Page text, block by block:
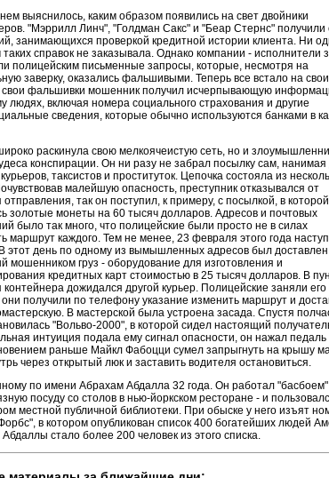
выяснилось, каким образом появились на свет двойники
"Мэррилл Линч", "Голдман Сакс" и "Беар Стернс" получили
занимающихся проверкой кредитной истории клиента. Ни
справок не заказывала. Однако компании - исполнители
полицейским письменные запросы, которые, несмотря на
заверку, оказались фальшивыми. Теперь все встало на
свои фальшивки мошенник получил исчерпывающую
людях, включая номера социального страхования и другие
сведения, которые обычно используются банками в
раскинула свою мелкоячеистую сеть, но и
конспирации. Он ни разу не забрал посылку сам, нанимая
таксистов и проституток. Цепочка состояла из
малейшую опасность, преступник отказывался от
отправления, так он поступил, к примеру, с посылкой, в которой
золотые монеты на 60 тысяч долларов. Адресов и почтовых
было так много, что полицейские были просто не в силах
маршрут каждого. Тем не менее, 23 февраля этого года
этот день по одному из вымышленных адресов был доставлен
мошенником груз - оборудование для изготовления и
кредитных карт стоимостью в 25 тысяч долларов. В
контейнера дожидался другой курьер. Полицейские заняли его
получили по телефону указание изменить маршрут и
В мастерской была устроена засада. Спустя
"Вольво-2000", в которой сидел настоящий
интуиция подала ему сигнал опасности, он нажал педаль
раньше Майкл Фабоцци сумел запрыгнуть на крышу
через открытый люк и заставить водителя остановиться.
по имени Абрахам Абдалла 32 года. Он работал
посуду со столов в нью-йоркском ресторане - и
местной публичной библиотеки. При обыске у него изъят
в котором опубликован список 400 богатейших людей
стало более 200 человек из этого списка.